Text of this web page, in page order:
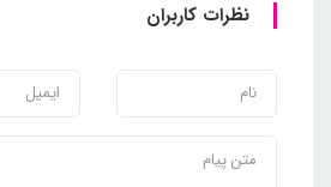
نظرات کاربران